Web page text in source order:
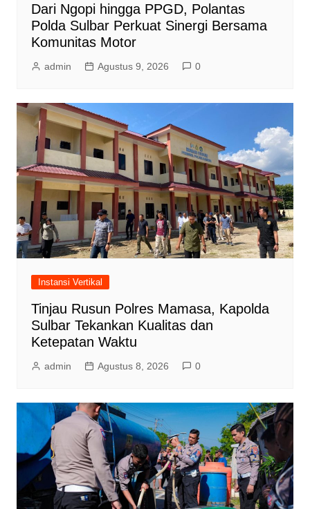
Dari Ngopi hingga PPGD, Polantas
Polda Sulbar Perkuat Sinergi Bersama
Komunitas Motor
admin Agustus 9, 2026 0
Instansi Vertikal
Tinjau Rusun Polres Mamasa, Kapolda
Sulbar Tekankan Kualitas dan
Ketepatan Waktu
admin Agustus 8, 2026 0